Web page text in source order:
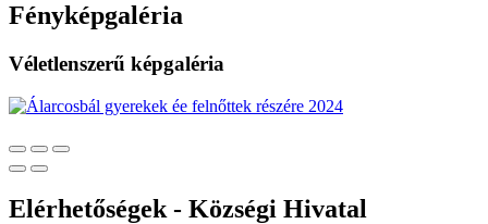
Fényképgaléria
Véletlenszerű képgaléria
Elérhetőségek - Községi Hivatal